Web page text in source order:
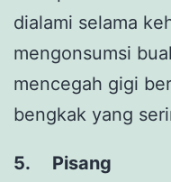
dialami selama
mengonsumsi
mencegah gigi
bengkak yang
5. Pisang